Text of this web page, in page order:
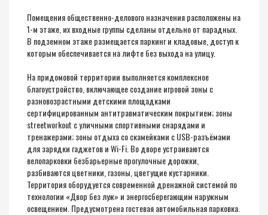
Помещения общественно-делового назначения расположены на
1-м этаже, их входные группы сделаны отдельно от парадных.
В подземном этаже размещается паркинг и кладовые, доступ к
которым обеспечивается на лифте без выхода на улицу.
На придомовой территории выполняется комплексное
благоустройство, включающее создание игровой зоны с
разновозрастными детскими площадками
сертифицированным антитравматическим покрытием; зоны
streetworkout с уличными спортивными снарядами и
тренажерами; зоны отдыха со скамейками с USB-разъёмами
для зарядки гаджетов и Wi-Fi. Во дворе устраиваются
велопарковки безбарьерные прогулочные дорожки,
разбиваются цветники, газоны, цветущие кустарники.
Территория оборудуется современной дренажной системой по
технологии «Двор без луж» и энергосберегающим наружным
освещением. Предусмотрена гостевая автомобильная парковка.